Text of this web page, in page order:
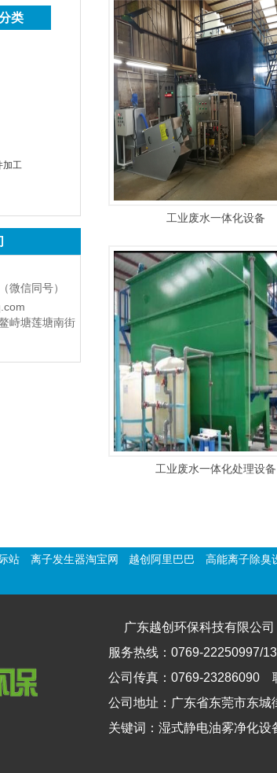
工业废水一体化设备
工业废水一体化处理设备
类
加工
信同号）
峙塘莲塘南街
站 离子发生器淘宝网 越创阿里巴巴 高能离子除臭
广东越创环保科技有限公司
服务热线：0769-22250997/
公司传真：0769-23286090
公司地址：广东省东莞市东城
关键词：湿式静电油雾净化